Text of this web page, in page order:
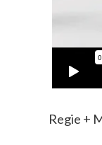
Regie +